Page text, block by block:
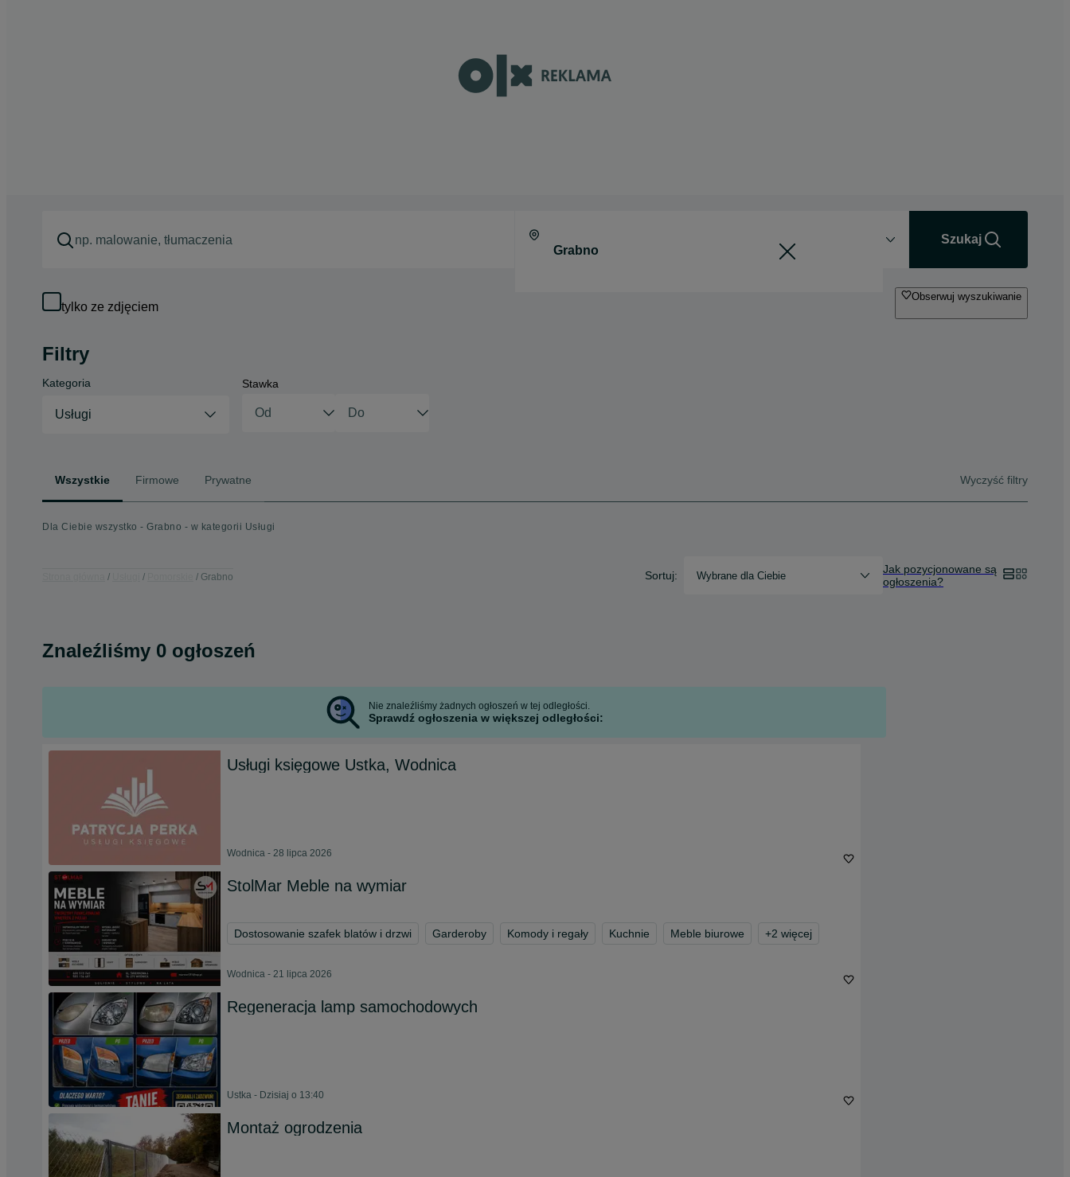
Szukaj
tylko ze zdjęciem
Obserwuj wyszukiwanie
Filtry
Kategoria
Usługi
Stawka
Wszystkie Firmowe Prywatne Wyczyść filtry
Dla Ciebie wszystko - Grabno - w kategorii Usługi
Grabno Sortuj: Wybrane dla Ciebie
Jak pozycjonowane są
ogłoszenia?
Znaleźliśmy 0 ogłoszeń
Nie znaleźliśmy żadnych ogłoszeń w tej odległości.
Sprawdź ogłoszenia w większej odległości:
Usługi księgowe Ustka, Wodnica
Wodnica - 28 lipca 2026
StolMar Meble na wymiar
Dostosowanie szafek blatów i drzwi Garderoby Komody i regały Kuchnie Meble biurowe +2 więcej
Wodnica - 21 lipca 2026
Regeneracja lamp samochodowych
Ustka - Dzisiaj o 13:40
Montaż ogrodzenia